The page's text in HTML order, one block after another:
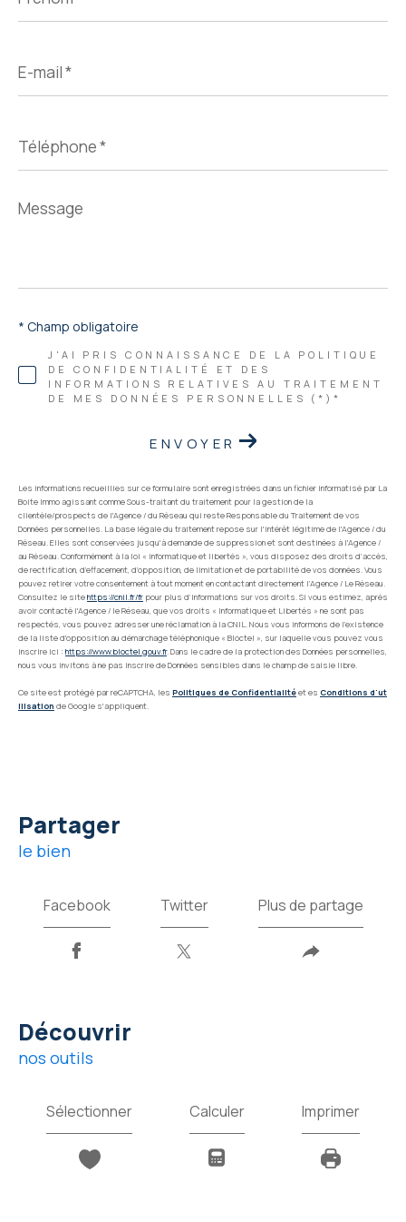
mail
*
*
Message
*
J'AI PRIS CONNAISSANCE DE LA POLITIQUE
DE CONFIDENTIALITÉ ET DES
INFORMATIONS RELATIVES AU TRAITEMENT
DE MES DONNÉES PERSONNELLES (*)*
* Champ obligatoire
ENVOYER
Les informations recueillies sur ce formulaire sont enregistrées dans un fichier informatisé par La
Boite Immo agissant comme Sous-traitant du traitement pour la gestion de la
clientèle/prospects de l'Agence / du Réseau qui reste Responsable du Traitement de vos
Données personnelles. La base légale du traitement repose sur l'intérêt légitime de l'Agence / du
Réseau. Elles sont conservées jusqu'à demande de suppression et sont destinées à l'Agence /
au Réseau. Conformément à la loi « informatique et libertés », vous disposez des droits d’accès,
de rectification, d’effacement, d’opposition, de limitation et de portabilité de vos données. Vous
pouvez retirer votre consentement à tout moment en contactant directement l’Agence / Le Réseau.
Consultez le sitehttps://cnil.fr/fr pour plus d’informations sur vos droits. Si vous estimez, après
avoir contacté l'Agence / le Réseau, que vos droits « Informatique et Libertés » ne sont pas
respectés, vous pouvez adresser une réclamation à la CNIL. Nous vous informons de l’existence
de la liste d'opposition au démarchage téléphonique « Bloctel », sur laquelle vous pouvez vous
inscrire ici : https://www.bloctel.gouv.fr. Dans le cadre de la protection des Données personnelles,
nous vous invitons à ne pas inscrire de Données sensibles dans le champ de saisie libre.
Ce site est protégé par reCAPTCHA, les Politiques de Confidentialitéet es Conditions d'ut
ilisation de Google s'appliquent.
partager
le bien
Facebook Twitter Plus de partage
découvrir
nos outils
Sélectionner Calculer Imprimer